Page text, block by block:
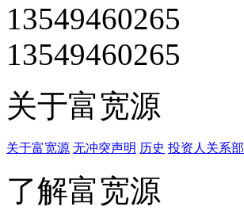
13549460265
13549460265
关于富宽源
关于富宽源 无冲突声明 历史 投资人关系部
了解富宽源